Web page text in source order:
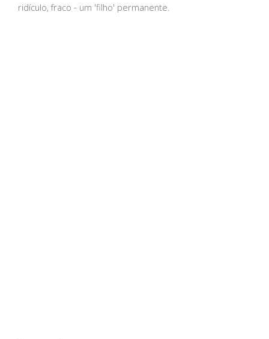
ridículo, fraco - um 'filho' permanente.